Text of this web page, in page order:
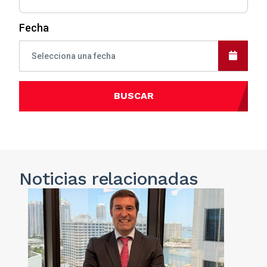
Fecha
BUSCAR
Noticiasrelacionadas